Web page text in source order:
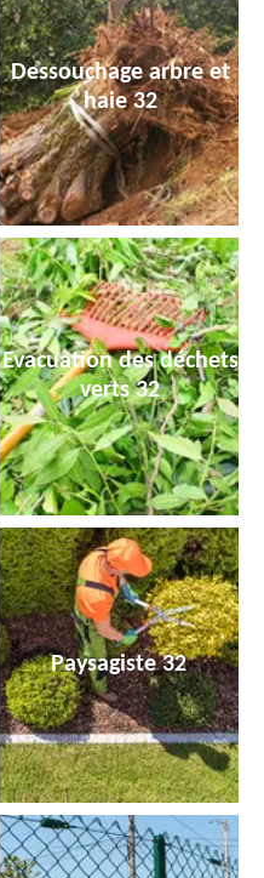
Dessouchage arbre et
haie 32
Evacuation des déchets
verts 32
Paysagiste 32